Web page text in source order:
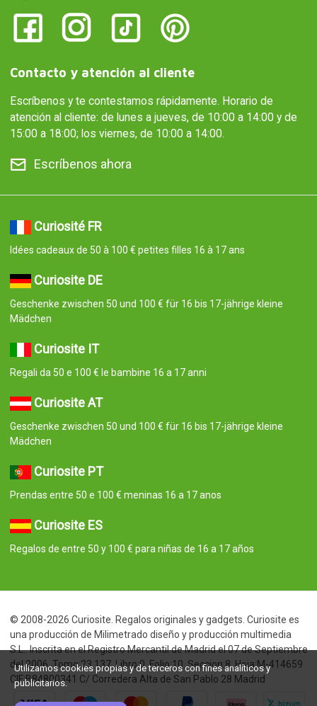
Contacto y atención al cliente
Escríbenos y te contestamos rápidamente. Horario de
atención al cliente: de lunes a jueves, de 10:00 a 14:00 y de
15:00 a 18:00; los viernes, de 10:00 a 14:00.
Escríbenos ahora
Curiosité FR
Idées cadeaux de 50 à 100 € petites filles 16 à 17 ans
Curiosite DE
Geschenke zwischen 50 und 100 € für 16 bis 17-jährige kleine
Mädchen
Curiosite IT
Regali da 50 e 100 € le bambine 16 a 17 anni
Curiosite AT
Geschenke zwischen 50 und 100 € für 16 bis 17-jährige kleine
Mädchen
Curiosite PT
Prendas entre 50 e 100 € meninas 16 a 17 anos
Curiosite ES
Regalos de entre 50 y 100 € para niñas de 16 a 17 años
© 2008-2026 Curiosite. Regalos originales y gadgets. Curiosite es
una producción de Milimetrado diseño y producción multimedia
S.L.. Inscrita en el Registro Mercantil de Madrid el 07 de Septiembre
del 2006. Tomo:23.137. Libro:0. Folio:10. Seccion:8. Hoja:M-414659
CIF:B84800341 C/ Corredera Alta de San Pablo 28 Madrid
Utilizamos cookies propias y de terceros con fines analíticos y
publicitarios.